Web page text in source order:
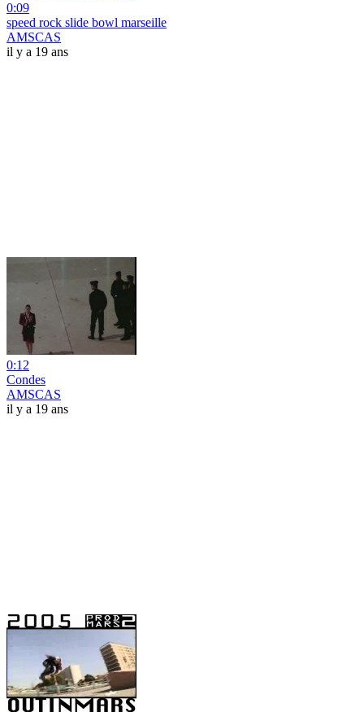
0:09
speed rock slide bowl marseille
AMSCAS
il y a 19 ans
0:12
Condes
AMSCAS
il y a 19 ans